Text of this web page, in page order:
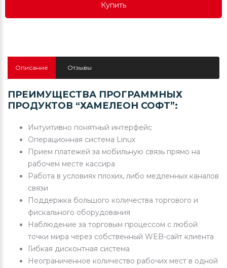
Купить
Купить
Описание Отзывы
ПРЕИМУЩЕСТВА ПРОГРАММНЫХ
ПРОДУКТОВ “ХАМЕЛЕОН СОФТ”:
Интуитивно понятный интерфейс
Операционная система Linux
Прием платежей за мобильную связь прямо на
рабочем месте кассира
Работа в условиях плохих, либо медленных каналов
связи
Поддержка большого количества торгового и
фискального оборудования
Наблюдение за торговым процессом с любой
точки мира через собственный WEB-сайт клиента
Гибкая дисконтная система
Неограниченное количество рабочих мест в одной